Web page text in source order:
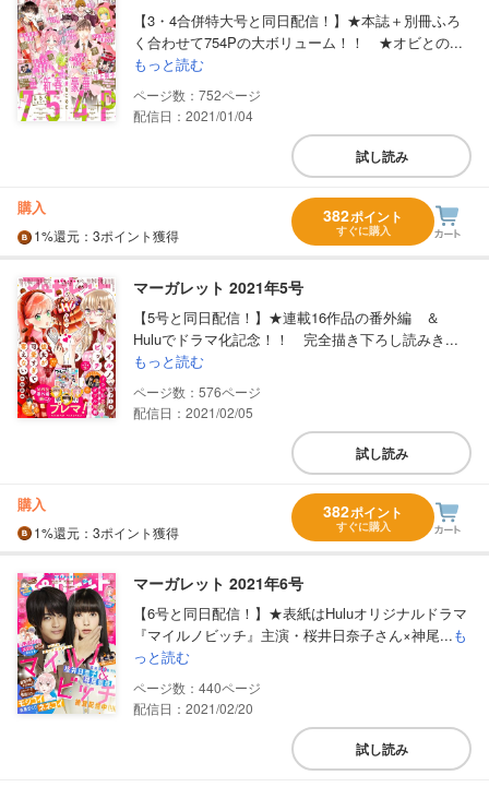
【3・4合併特大号と同日配信！】★本誌＋別冊ふろ
く合わせて754Pの大ボリューム！！ ★オビとの...
もっと読む
752
配信日：2021/01/04
試し読み
購入
1%還元 ：3ポイント獲得
382ポイント
すぐに購入
マーガレット 2021年5号
【5号と同日配信！】★連載16作品の番外編 ＆
Huluでドラマ化記念！！ 完全描き下ろし読みき...
もっと読む
576
配信日：2021/02/05
試し読み
購入
1%還元 ：3ポイント獲得
382ポイント
すぐに購入
マーガレット 2021年6号
【6号と同日配信！】★表紙はHuluオリジナルドラマ
『マイルノビッチ』主演・桜井日奈子さん×神尾...も
っと読む
440
配信日：2021/02/20
試し読み